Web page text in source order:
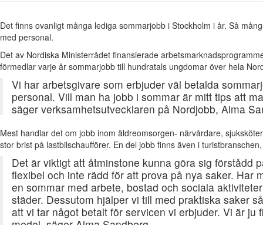
Det finns ovanligt många lediga sommarjobb i Stockholm i år. Så
med personal.
Det av Nordiska Ministerrådet finansierade
förmedlar varje år sommarjobb till hundratals ungdomar över hela
Vi har arbetsgivare som erbjuder väl betalda
personal. Vill man ha jobb i sommar är mitt tips att
säger verksamhetsutvecklaren på Nordjobb, Alma
Mest handlar det om jobb inom äldreomsorgen- närvårdare,
stor brist på lastbilschaufförer. En del jobb finns även i
Det är viktigt att åtminstone kunna göra sig förstådd
flexibel och inte rädd för att prova på nya saker. Har
en sommar med arbete, bostad och sociala
städer. Dessutom hjälper vi till med praktiska saker
att vi tar något betalt för servicen vi erbjuder. Vi är ju